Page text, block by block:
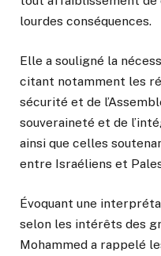
lourdes conséquences.
Elle a souligné la
citant notamment les
sécurité et de
souveraineté et de
ainsi que celles
entre Israéliens et
Évoquant une
selon les intérêts des
Mohammed a rappelé